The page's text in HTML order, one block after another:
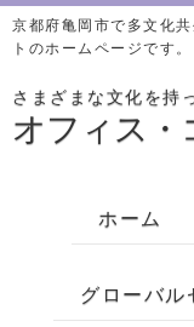
京都府亀岡市で多文化
トのホームページです。
さまざまな文化を持
オフィス・
ホーム
グローバル